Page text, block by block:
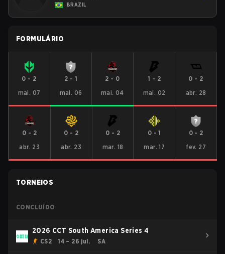
BRAZIL
FORMULÁRIO
0 - 2
mai. 07
2 - 1
mai. 06
2 - 0
mai. 04
1 - 2
mai. 02
0 - 2
abr. 28
0 - 2
abr. 23
0 - 2
abr. 23
0 - 2
mar. 18
0 -1
mar. 17
0- 2
fev. 27
TORNEIOS
CONCLUÍDO
2026 CCT South America Series 4
CS2 14 – 26 jul. SA